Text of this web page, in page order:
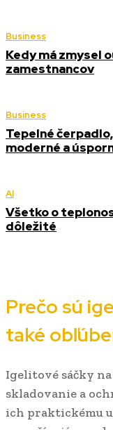
Business
Kedy má zmysel
zamestnancov
Business
Tepelné
moderné a
AI
Všetko o
dôležité
Prečo sú
také
Igelitové sáčky
skladovanie a
ich praktickému